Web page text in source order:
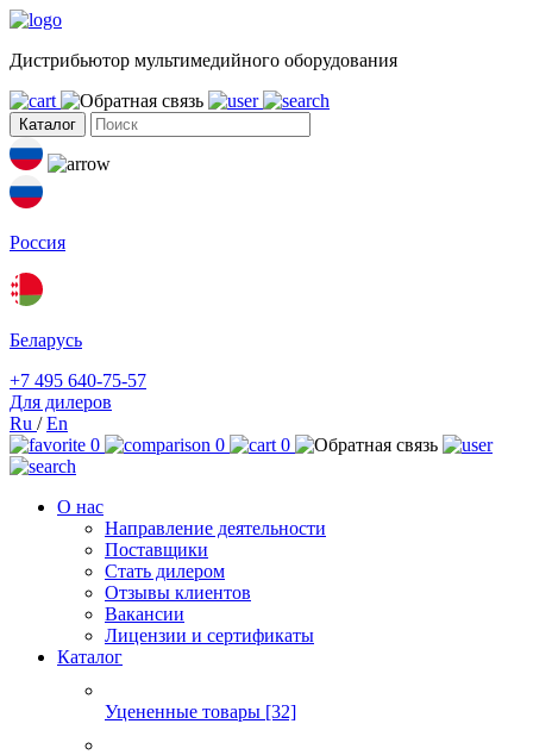
Дистрибьютор мультимедийного оборудования
Каталог
Россия
Беларусь
+7 495 640-75-57
Для дилеров
Ru /En
0
0 0
О нас
Направление деятельности
Поставщики
Стать дилером
Отзывы клиентов
Вакансии
Лицензии и сертификаты
Каталог
Уцененные товары [32]